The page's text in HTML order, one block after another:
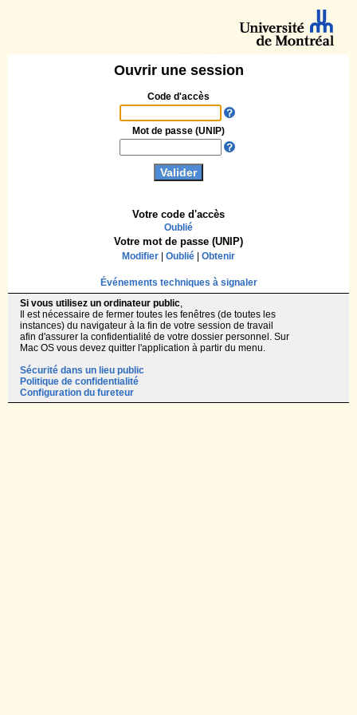
Ouvrir une session
Code d'accès
Votre code d'accès
Oublié
Mot de passe (UNIP)
Votre mot de passe (UNIP)
Modifier Oublié Obtenir
Événements techniques à signaler
Si vous utilisez un ordinateur public,
Il est nécessaire de fermer toutes les fenêtres (de toutes les
instances) du navigateur à la fin de votre session de travail
afin d'assurer la confidentialité de votre dossier personnel. Sur
Mac OS vous devez quitter l'application à partir du menu.
Sécurité dans un lieu public
Politique de confidentialité
Configuration du fureteur